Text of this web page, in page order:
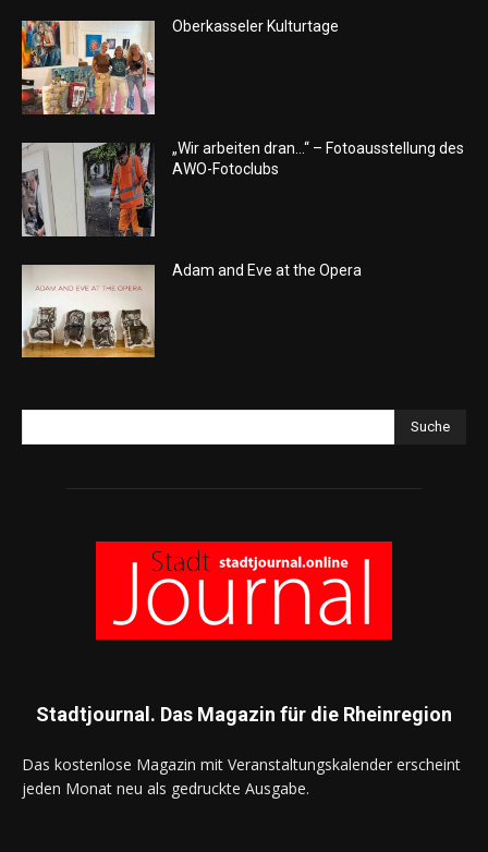
Oberkasseler Kulturtage
„Wir arbeiten dran…“ – Fotoausstellung des
AWO-Fotoclubs
Adam and Eve at the Opera
Suche
Stadtjournal. Das Magazin für die Rheinregion
Das kostenlose Magazin mit Veranstaltungskalender erscheint
jeden Monat neu als gedruckte Ausgabe.